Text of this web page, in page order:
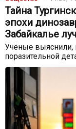
Тайна
эпохи
Забайкалье
Учёные выяснили,
поразительной